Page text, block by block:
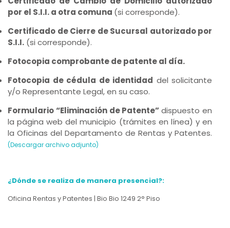
por el S.I.I. a otra comuna (si corresponde).
Certificado de Cierre de Sucursal autorizado por
S.I.I. (si corresponde).
Fotocopia comprobante de patente al día.
Fotocopia de cédula de identidad del solicitante
y/o Representante Legal, en su caso.
Formulario “Eliminación de Patente”dispuesto en
la página web del municipio (trámites en línea) y en
la Oficinas del Departamento de Rentas y Patentes.
(Descargar archivo adjunto)
¿Dónde se realiza de manera presencial?:
Oficina Rentas y Patentes | Bio Bio 1249 2° Piso